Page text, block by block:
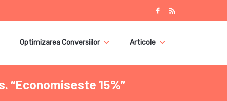
Optimizarea Conversiilor Articole
“Economiseste 15%”